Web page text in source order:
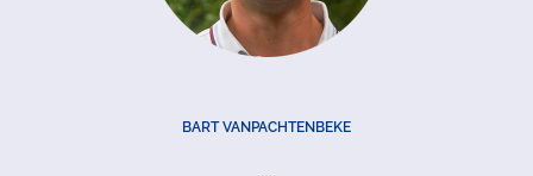
BART VANPACHTENBEKE